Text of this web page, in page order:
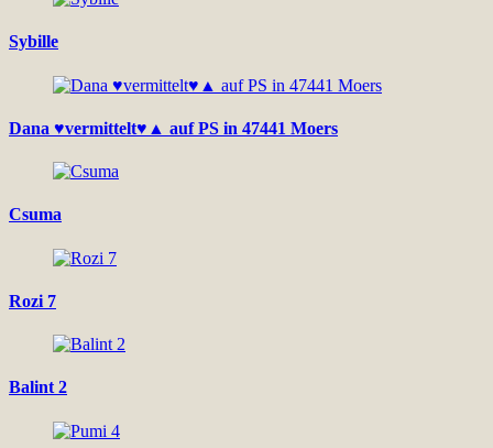
Sybille
Dana ♥vermittelt♥▲ auf PS in 47441 Moers
Csuma
Rozi 7
Balint 2